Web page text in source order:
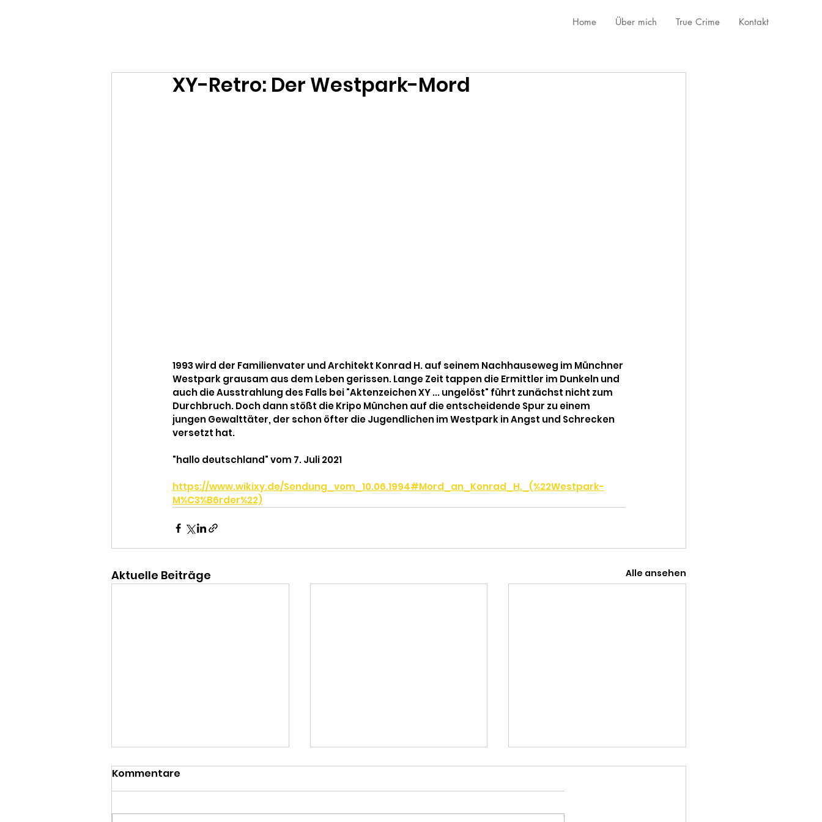
Home Über mich True Crime Kontakt
XY-Retro: Der Westpark-Mord
1993 wird der Familienvater und Architekt Konrad H. auf seinem Nachhauseweg im Münchner
Westpark grausam aus dem Leben gerissen. Lange Zeit tappen die Ermittler im Dunkeln und
auch die Ausstrahlung des Falls bei "Aktenzeichen XY ... ungelöst" führt zunächst nicht zum
Durchbruch. Doch dann stößt die Kripo München auf die entscheidende Spur zu einem
jungen Gewalttäter, der schon öfter die Jugendlichen im Westpark in Angst und Schrecken
versetzt hat.
"hallo deutschland" vom 7. Juli 2021
https://www.wikixy.de/Sendung_vom_10.06.1994#Mord_an_Konrad_H._(%22Westpark-
M%C3%B6rder%22)
Aktuelle Beiträge Alle ansehen
Kommentare